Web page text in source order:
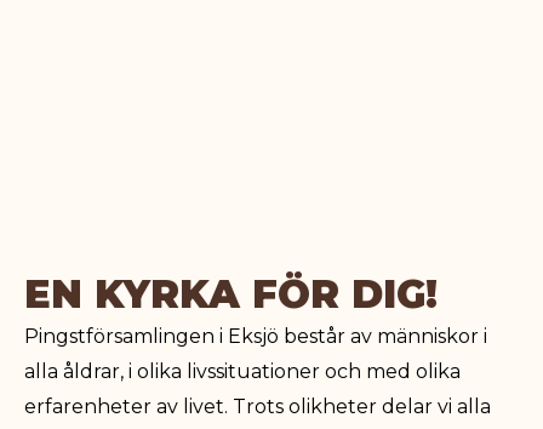
EN KYRKA FÖR DIG!
Pingstförsamlingen i Eksjö består av människor i
alla åldrar, i olika livssituationer och med olika
erfarenheter av livet. Trots olikheter delar vi alla